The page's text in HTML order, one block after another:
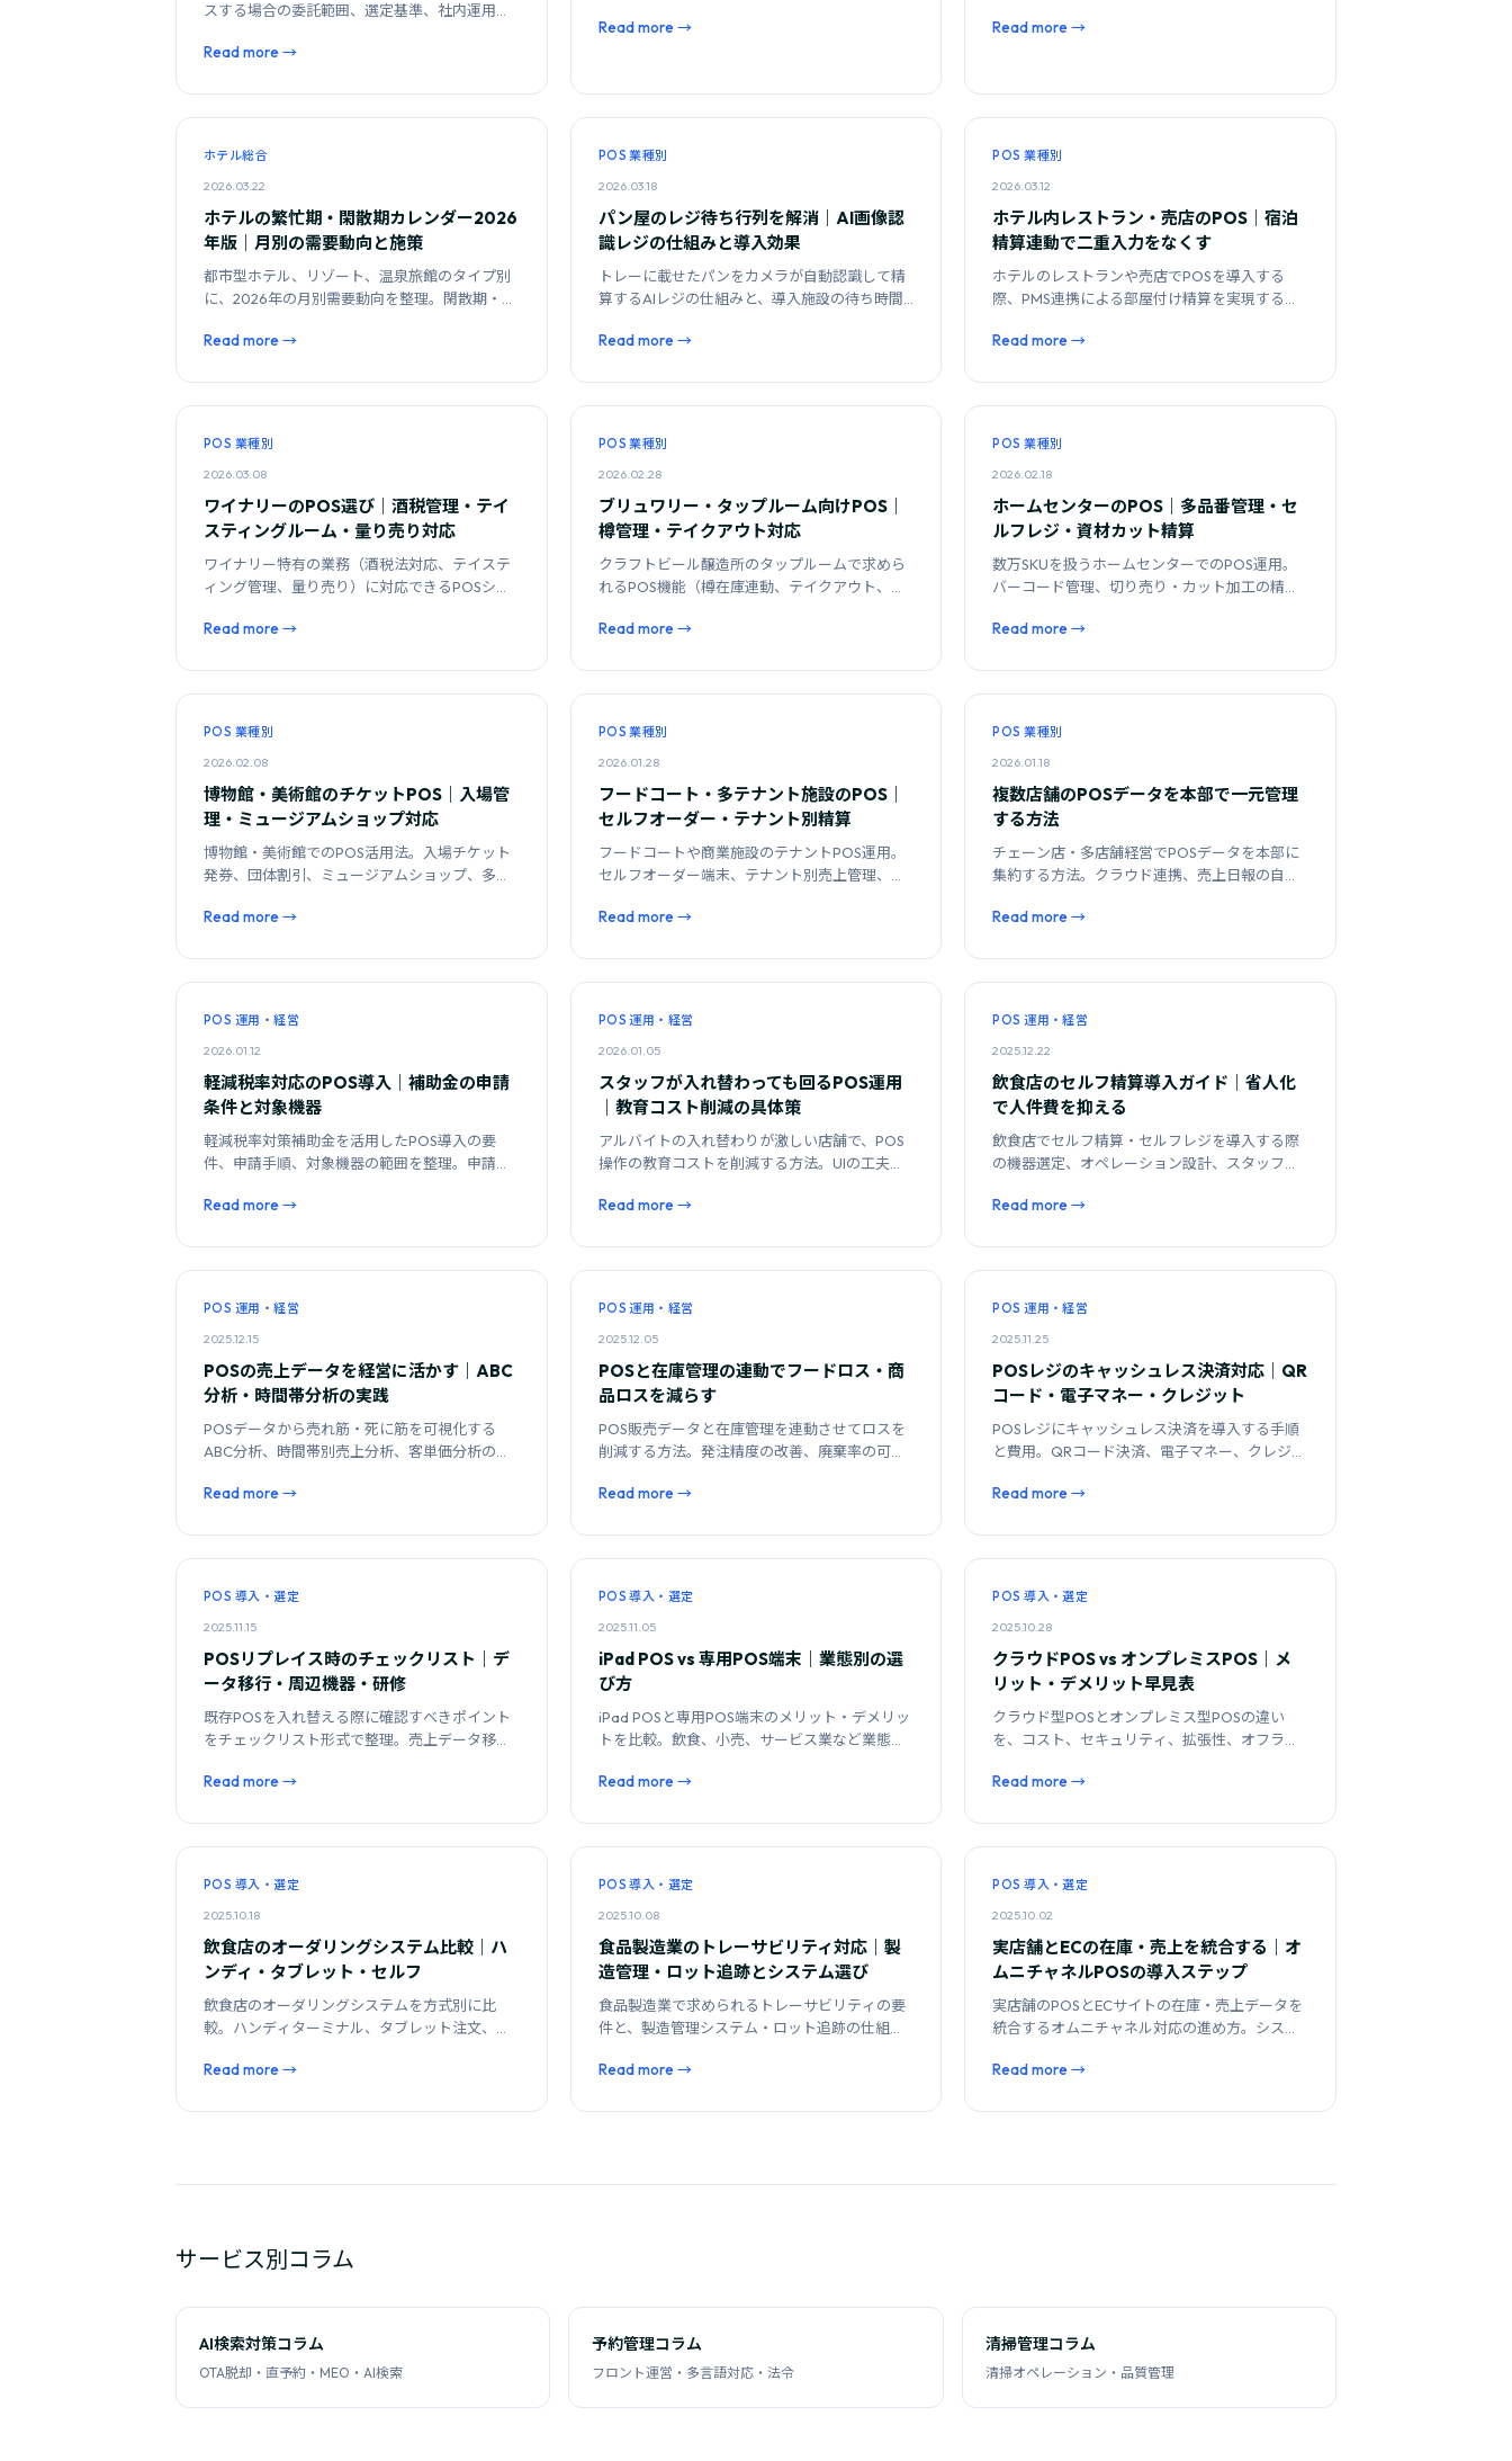
スする場合の委託範囲、選定基準、社内運用と
Read more →
します。
Read more →
Read more →
ホテル総合
2026.03.22
ホテルの繁忙期・閑散期カレンダー2026
年版｜月別の需要動向と施策
都市型ホテル、リゾート、温泉旅館のタイプ別
に、2026年の月別需要動向を整理。閑散期・繁
Read more →
POS 業種別
2026.03.18
パン屋のレジ待ち行列を解消｜AI画像認
識レジの仕組みと導入効果
トレーに載せたパンをカメラが自動認識して精
算するAIレジの仕組みと、導入施設の待ち時間
Read more →
POS 業種別
2026.03.12
ホテル内レストラン・売店のPOS｜宿泊
精算連動で二重入力をなくす
ホテルのレストランや売店でPOSを導入する
際、PMS連携による部屋付け精算を実現する方
す。
Read more →
POS 業種別
2026.03.08
ワイナリーのPOS選び｜酒税管理・テイ
スティングルーム・量り売り対応
ワイナリー特有の業務（酒税法対応、テイステ
ィング管理、量り売り）に対応できるPOSシス
す。
Read more →
POS 業種別
2026.02.28
ブリュワリー・タップルーム向けPOS｜
樽管理・テイクアウト対応
クラフトビール醸造所のタップルームで求めら
れるPOS機能（樽在庫連動、テイクアウト、量
Read more →
POS 業種別
2026.02.18
ホームセンターのPOS｜多品番管理・セ
ルフレジ・資材カット精算
数万SKUを扱うホームセンターでのPOS運用。
バーコード管理、切り売り・カット加工の精
Read more →
POS 業種別
2026.02.08
博物館・美術館のチケットPOS｜入場管
理・ミュージアムショップ対応
博物館・美術館でのPOS活用法。入場チケット
発券、団体割引、ミュージアムショップ、多言
します。
Read more →
POS 業種別
2026.01.28
フードコート・多テナント施設のPOS｜
セルフオーダー・テナント別精算
フードコートや商業施設のテナントPOS運用。
セルフオーダー端末、テナント別売上管理、共
Read more →
POS 業種別
2026.01.18
複数店舗のPOSデータを本部で一元管理
する方法
チェーン店・多店舗経営でPOSデータを本部に
集約する方法。クラウド連携、売上日報の自動
す。
Read more →
POS 運用・経営
2026.01.12
軽減税率対応のPOS導入｜補助金の申請
条件と対象機器
軽減税率対策補助金を活用したPOS導入の要
件、申請手順、対象機器の範囲を整理。申請時
Read more →
POS 運用・経営
2026.01.05
スタッフが入れ替わっても回るPOS運用
｜教育コスト削減の具体策
アルバイトの入れ替わりが激しい店舗で、POS
操作の教育コストを削減する方法。UIの工夫、
す。
Read more →
POS 運用・経営
2025.12.22
飲食店のセルフ精算導入ガイド｜省人化
で人件費を抑える
飲食店でセルフ精算・セルフレジを導入する際
の機器選定、オペレーション設計、スタッフの
Read more →
POS 運用・経営
2025.12.15
POSの売上データを経営に活かす｜ABC
分析・時間帯分析の実践
POSデータから売れ筋・死に筋を可視化する
ABC分析、時間帯別売上分析、客単価分析の実
紹介します。
Read more →
POS 運用・経営
2025.12.05
POSと在庫管理の連動でフードロス・商
品ロスを減らす
POS販売データと在庫管理を連動させてロスを
削減する方法。発注精度の改善、廃棄率の可視
Read more →
POS 運用・経営
2025.11.25
POSレジのキャッシュレス決済対応｜QR
コード・電子マネー・クレジット
POSレジにキャッシュレス決済を導入する手順
と費用。QRコード決済、電子マネー、クレジッ
を整理します。
Read more →
POS 導入・選定
2025.11.15
POSリプレイス時のチェックリスト｜デ
ータ移行・周辺機器・研修
既存POSを入れ替える際に確認すべきポイント
をチェックリスト形式で整理。売上データ移
解説します。
Read more →
POS 導入・選定
2025.11.05
iPad POS vs 専用POS端末｜業態別の選
び方
iPad POSと専用POS端末のメリット・デメリッ
トを比較。飲食、小売、サービス業など業態ご
す。
Read more →
POS 導入・選定
2025.10.28
クラウドPOS vs オンプレミスPOS｜メ
リット・デメリット早見表
クラウド型POSとオンプレミス型POSの違い
を、コスト、セキュリティ、拡張性、オフライ
説します。
Read more →
POS 導入・選定
2025.10.18
飲食店のオーダリングシステム比較｜ハ
ンディ・タブレット・セルフ
飲食店のオーダリングシステムを方式別に比
較。ハンディターミナル、タブレット注文、セ
方を解説します。
Read more →
POS 導入・選定
2025.10.08
食品製造業のトレーサビリティ対応｜製
造管理・ロット追跡とシステム選び
食品製造業で求められるトレーサビリティの要
件と、製造管理システム・ロット追跡の仕組み
Read more →
POS 導入・選定
2025.10.02
実店舗とECの在庫・売上を統合する｜オ
ムニチャネルPOSの導入ステップ
実店舗のPOSとECサイトの在庫・売上データを
統合するオムニチャネル対応の進め方。システ
す。
Read more →
サービス別コラム
AI検索対策コラム
OTA脱却・直予約・MEO・AI検索
予約管理コラム
フロント運営・多言語対応・法令
清掃管理コラム
清掃オペレーション・品質管理